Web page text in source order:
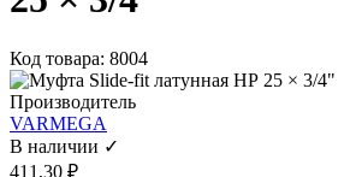
Код товара: 8004
Производитель
VARMEGA
В наличии ✓
411,30 ₽